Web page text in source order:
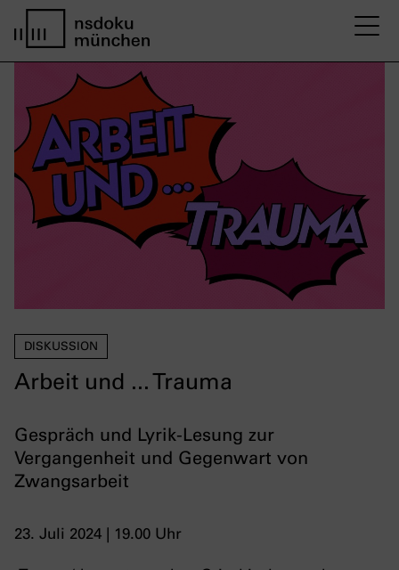
DISKUSSION
Arbeit und ... Trauma
Gespräch und Lyrik-Lesung zur
Vergangenheit und Gegenwart von
Zwangsarbeit
23. Juli 2024 | 19.00 Uhr